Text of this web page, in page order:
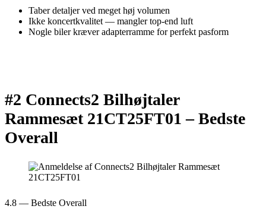
Taber detaljer ved meget høj volumen
Ikke koncertkvalitet — mangler top-end luft
Nogle biler kræver adapterramme for perfekt pasform
#2 Connects2 Bilhøjtaler
Rammesæt 21CT25FT01 –Bedste
Overall
4.8 — Bedste Overall